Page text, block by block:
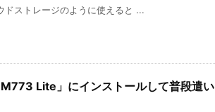
ストレージのように使えると ...
Lite」にインストールして普段遣い